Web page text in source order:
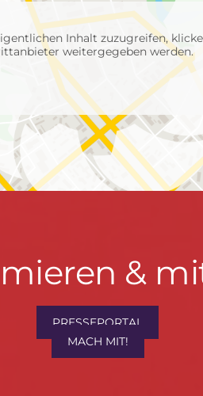
Inhalt zuzugreifen,
weitergegeben werden.
&
PRESSEPORTAL
MACH MIT!